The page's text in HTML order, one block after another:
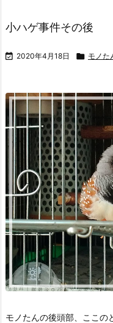
小ハゲ事件その後
 2020年4月18日  モノた
モノたんの後頭部、ここの